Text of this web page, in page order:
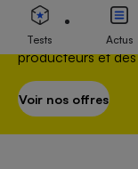
Bénéficiez d'une
une association
producteurs et
Voir nos offres
Tests Actus